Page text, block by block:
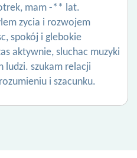
mam -** lat.
zycia i rozwojem
spokój i glebokie
aktywnie, sluchac muzyki
ludzi. szukam relacji
i szacunku.